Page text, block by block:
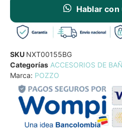
Hablar
SKU NXT00155BG
Categorías ACCESORIOS DE
Marca: POZZO